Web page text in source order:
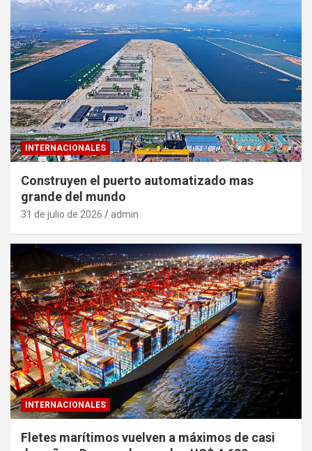
INTERNACIONALES
Construyen el puerto automatizado mas
grande del mundo
31 de julio de 2026 admin
INTERNACIONALES
Fletes marítimos vuelven a máximos de casi